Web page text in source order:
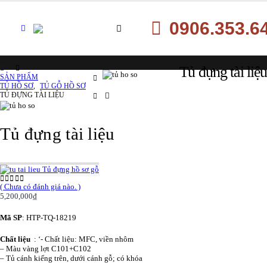
Tủ đựng tài liệu
SẢN PHẨM
TỦ HỒ SƠ, TỦ GỖ HỒ SƠ
TỦ ĐỰNG TÀI LIỆU
Tủ đựng tài liệu
Tủ đựng hồ sơ gỗ
0out of 5
( Chưa có đánh giá nào. )
5,200,000₫
Mã SP: HTP-TQ-18219
Chất liệu : ‘- Chất liệu: MFC, viền nhôm
– Màu vàng lợt C101+C102
– Tủ cánh kiếng trên, dưới cánh gỗ; có khóa